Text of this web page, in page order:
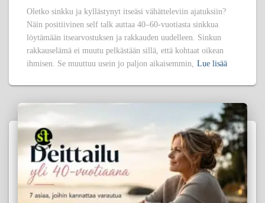
Oletko sinkku ja kyllästynyt itseäsi vähätteleviin ajatuksiin?
Näin positiivinen self talk auttaa 40–60-vuotiasta sinkkua
löytämään itsearvostuksen ja rakkauden uudelleen. Sinkun
rakkauselämä ei muutu pelkästään sillä, että kohtaat oikean
ihmisen. Se muuttuu usein jo paljon aikaisemmin,
Lue lisää